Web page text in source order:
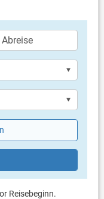
Reisebeginn.